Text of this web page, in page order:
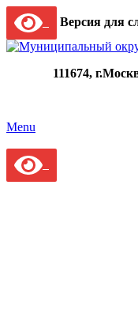
Версия для
111674,
Menu